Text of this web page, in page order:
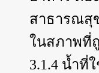
สาธารณสุ
ในสภาพที่
3.1.4 น้ำที่